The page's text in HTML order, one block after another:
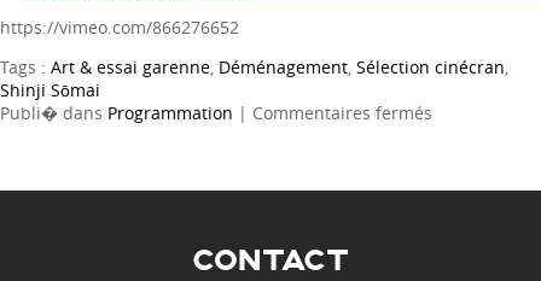
https://vimeo.com/866276652
Tags : Art & essai garenne, Déménagement, Sélection cinécran,
Shinji Sōmai
Publi� dans Programmation | Commentaires fermés
CONTACT